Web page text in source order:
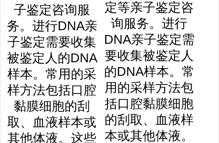
定等亲子鉴定咨
询服务。进行
DNA亲子鉴定需
要收集被鉴定人
的DNA样本。常
用的采样方法包
括口腔黏膜细胞
的刮取、血液样
本或其他体液。